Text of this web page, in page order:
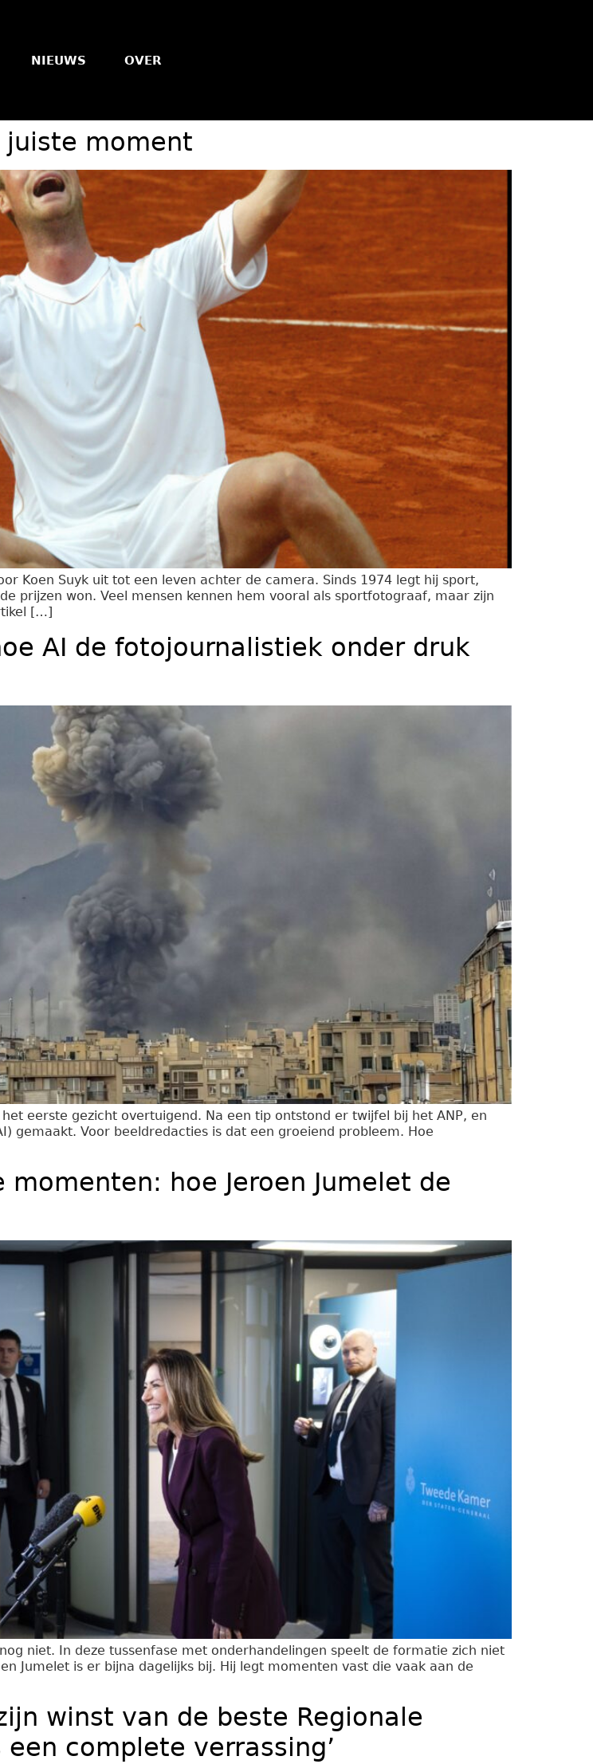
NIEUWS OVER
juiste moment
Koen Suyk uit tot een leven achter de camera. Sinds 1974 legt hij sport,
prijzen won. Veel mensen kennen hem vooral als sportfotograaf, maar zijn
[…]
AI de fotojournalistiek onder druk
eerste gezicht overtuigend. Na een tip ontstond er twijfel bij het ANP, en
gemaakt. Voor beeldredacties is dat een groeiend probleem. Hoe
hoe Jeroen Jumelet de
niet. In deze tussenfase met onderhandelingen speelt de formatie zich niet
Jumelet is er bijna dagelijks bij. Hij legt momenten vast die vaak aan de
winst van de beste Regionale
complete verrassing’